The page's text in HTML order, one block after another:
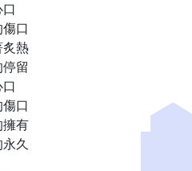
口
熱
留
口
有
久